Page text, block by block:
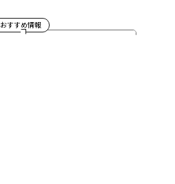
おすすめ情報